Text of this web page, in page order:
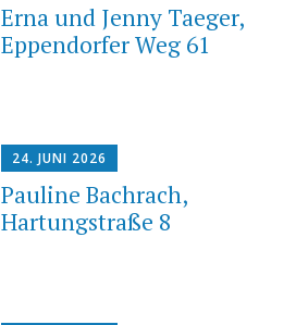
Erna und Jenny Taeger,
Eppendorfer Weg 61
24. JUNI 2026
Pauline Bachrach,
Hartungstraße 8